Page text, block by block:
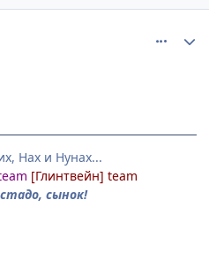
Нах и Нунах...
[Глинтвейн] team
сынок!